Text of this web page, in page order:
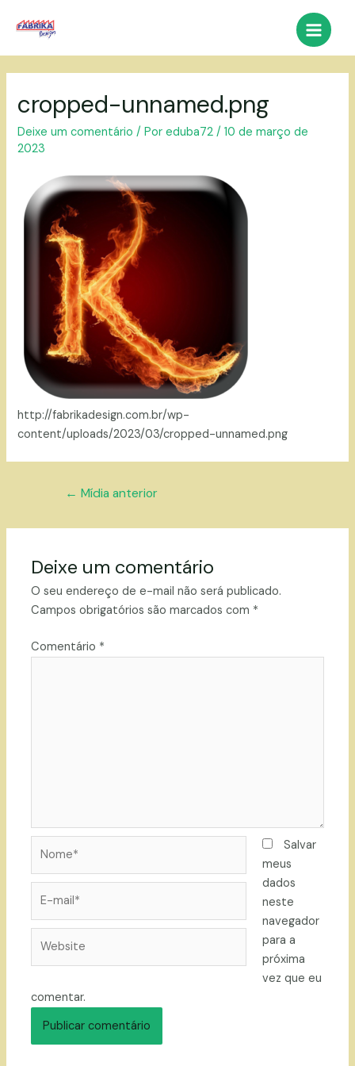
para
Main
Menu
cropped-unnamed.png
Deixe um comentário / Poreduba72 /10 de março de
2023
http://fabrikadesign.com.br/wp-
content/uploads/2023/03/cropped-unnamed.png
Navegação
Post
← Mídia anterior
Deixe um comentário
O seu endereço de e-mail não será publicado.
Campos obrigatórios são marcados com *
Comentário *
mail*
Salvar
meus
dados
neste
navegador
para a
próxima
vez que eu
comentar.